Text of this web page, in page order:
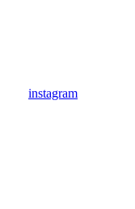
instagram